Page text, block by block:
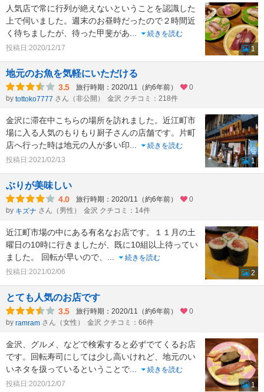
人気店で常に行列が絶えないということを認識した
上で伺いました。週末のお昼時だったので２時間近
く待ちましたが、待った甲斐があ
続きを読む
投稿日:2020/12/17
1
地元のお魚を気軽にいただける
3.5 旅行時期：2020/11（約6年前）
0
by tottoko7777 さん（非公開） 金沢 クチコミ：218件
金沢に滞在中こちらの場所を訪れました。近江町市
場に入る人気のもりもり厨子さんの店舗です。片町
店へ行った時は地元の人が多い印
続きを読む
投稿日:2021/02/13
1
ぶりが美味しい
4.0 旅行時期：2020/11（約6年前）
0
by キズナ さん（男性） 金沢 クチコミ：14件
近江町市場の中にある有名なお店です。１１月の土
曜日の10時に行きましたが、既に10組以上待ってい
ました。 回転が早いので、
続きを読む
投稿日:2021/02/06
2
とても人気のお店です
3.5 旅行時期：2020/11（約6年前）
0
by ramram さん（女性） 金沢 クチコミ：66件
金沢、グルメ、などで検索すると必ずでてくるお店
です。回転寿司にしては少し高いけれど、地元のい
いネタを扱っているということで
続きを読む
投稿日:2020/12/07
1